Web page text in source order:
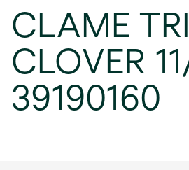
CLAME TRI
CLOVER
39190160